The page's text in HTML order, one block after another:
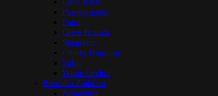
Pomegranate
Palm
Olive Branch
Shagreen
Cherry Blossom
Tulip
White Orchid
Bordallo Pinheiro
Amazōnia